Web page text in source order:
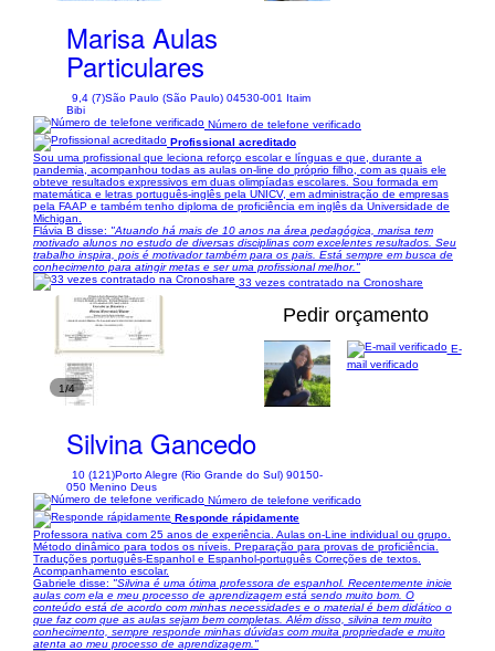
Marisa Aulas
Particulares
9,4 (7)São Paulo (São Paulo) 04530-001 Itaim
Bibi
Número de telefone verificado
Profissional acreditado
Sou uma profissional que leciona reforço escolar e línguas e que, durante a
pandemia, acompanhou todas as aulas on-line do próprio filho, com as quais ele
obteve resultados expressivos em duas olimpíadas escolares. Sou formada em
matemática e letras português-inglês pela UNICV, em administração de empresas
pela FAAP e também tenho diploma de proficiência em inglês da Universidade de
Michigan.
Flávia B disse: "Atuando há mais de 10 anos na área pedagógica, marisa tem
motivado alunos no estudo de diversas disciplinas com excelentes resultados. Seu
trabalho inspira, pois é motivador também para os pais. Está sempre em busca de
conhecimento para atingir metas e ser uma profissional melhor."
33 vezes contratado na Cronoshare
1/4
Pedir orçamento
Silvina Gancedo
10 (121)Porto Alegre (Rio Grande do Sul) 90150-
050 Menino Deus
E-
mail verificado
Número de telefone verificado
Responde rápidamente
Professora nativa com 25 anos de experiência. Aulas on-Line individual ou grupo.
Método dinâmico para todos os níveis. Preparação para provas de proficiência.
Traduções português-Espanhol e Espanhol-português Correções de textos.
Acompanhamento escolar.
Gabriele disse: "Silvina é uma ótima professora de espanhol. Recentemente inicie
aulas com ela e meu processo de aprendizagem está sendo muito bom. O
conteúdo está de acordo com minhas necessidades e o material é bem didático o
que faz com que as aulas sejam bem completas. Além disso, silvina tem muito
conhecimento, sempre responde minhas dúvidas com muita propriedade e muito
atenta ao meu processo de aprendizagem."